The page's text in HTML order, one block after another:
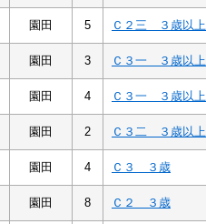
園田 5 Ｃ２三 ３歳以上
園田 3 Ｃ３一 ３歳以上
園田 4 Ｃ３一 ３歳以上
園田 2 Ｃ３二 ３歳以上
園田 4 Ｃ３ ３歳
園田 8 Ｃ２ ３歳